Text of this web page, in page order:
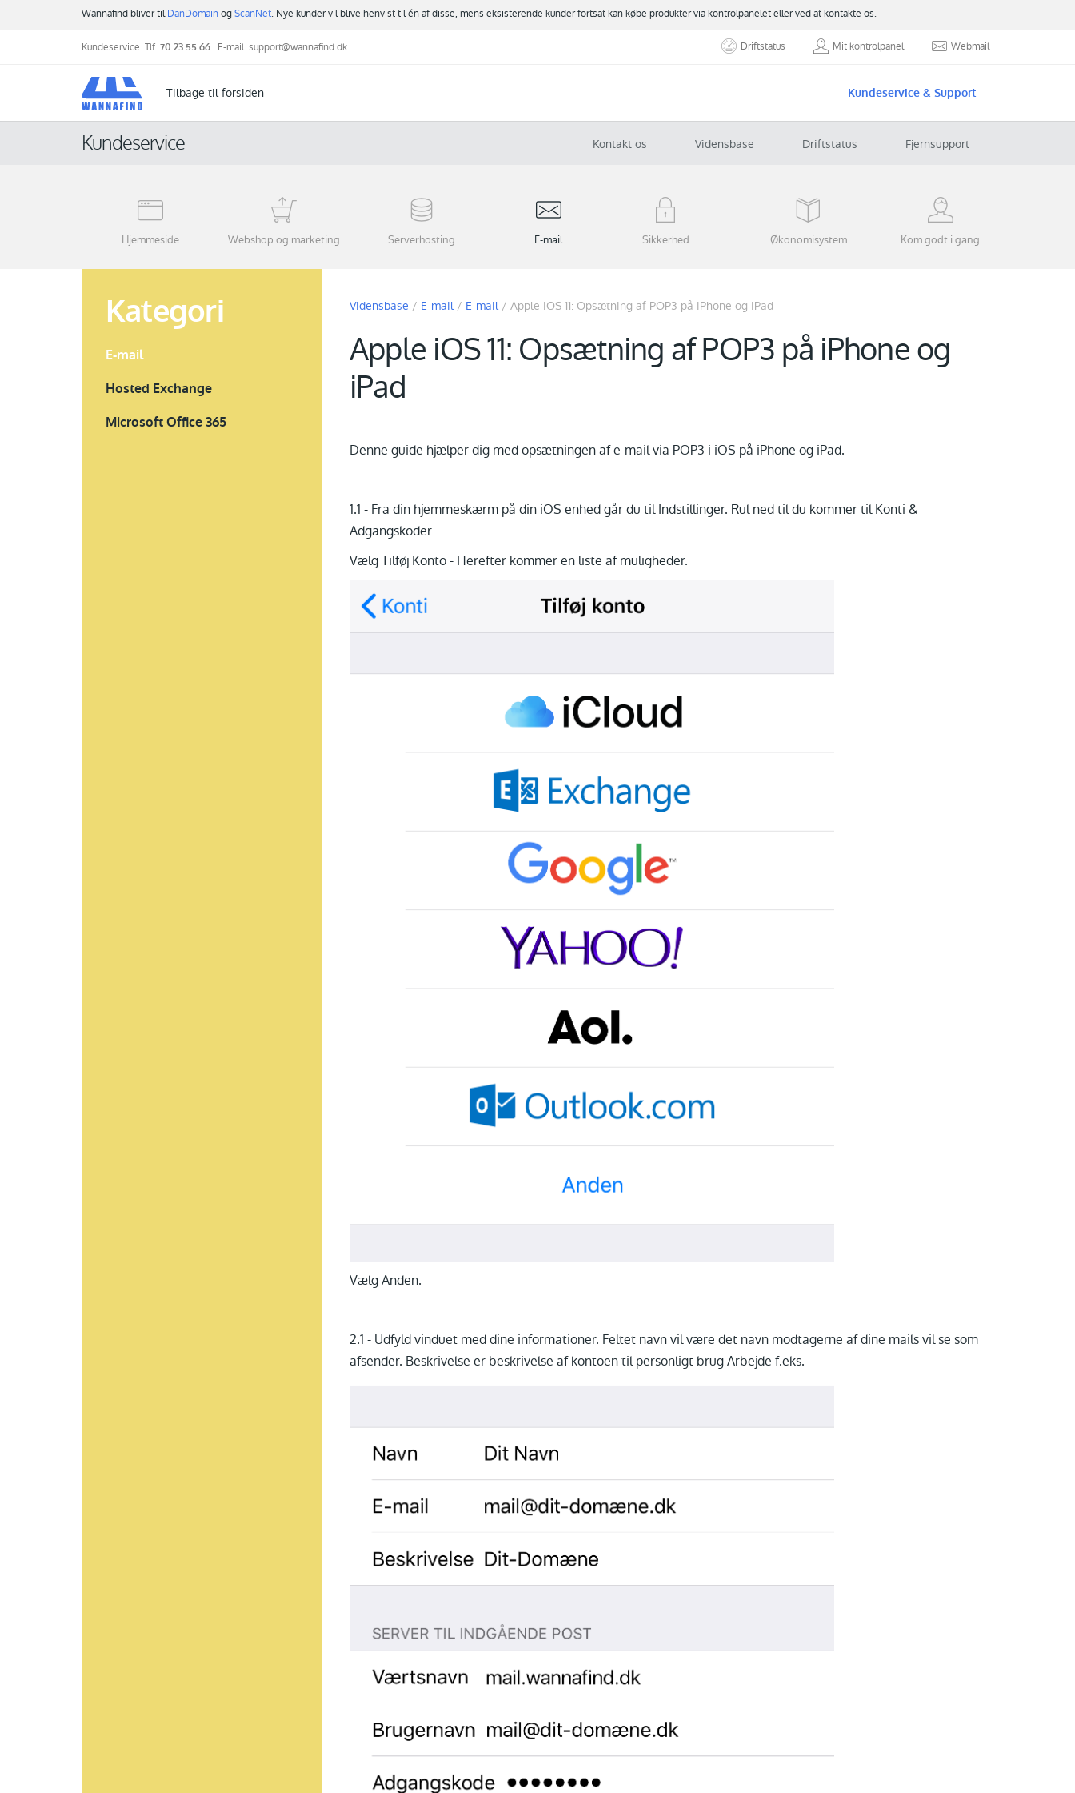
Wannafind bliver tilDanDomainogScanNet. Nye kunder vil blive henvist til én af disse, mens eksisterende kunder fortsat kan købe produkter via kontrolpanelet eller ved at kontakte os.
Kundeservice: Tlf. 70 23 55 66 E-mail: support@wannafind.dk Driftstatus Mit kontrolpanel Webmail
Tilbage til forsiden Kundeservice & Support
Kundeservice Kontakt os Vidensbase Driftstatus Fjernsupport
Hjemmeside Webshop og marketing Serverhosting E-mail Sikkerhed Økonomisystem Kom godt i gang
Kategori
E-mail
Hosted Exchange
Microsoft Office 365
Vidensbase / E-mail / E-mail / Apple iOS 11: Opsætning af POP3 på iPhone og iPad
Apple iOS 11: Opsætning af POP3 på iPhone og
iPad
Denne guide hjælper dig med opsætningen af e-mail via POP3 i iOS på iPhone og iPad.
1.1 - Fra din hjemmeskærm på din iOS enhed går du til Indstillinger. Rul ned til du kommer til Konti &
Adgangskoder
Vælg Tilføj Konto - Herefter kommer en liste af muligheder.
Vælg Anden.
2.1 - Udfyld vinduet med dine informationer. Feltet navn vil være det navn modtagerne af dine mails vil se som
afsender. Beskrivelse er beskrivelse af kontoen til personligt brug Arbejde f.eks.